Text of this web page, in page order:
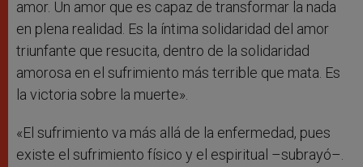
amor. Un amor que es capaz de transformar la nada
en plena realidad. Es la íntima solidaridad del amor
triunfante que resucita, dentro de la solidaridad
amorosa en el sufrimiento más terrible que mata. Es
la victoria sobre la muerte».
«El sufrimiento va más allá de la enfermedad, pues
existe el sufrimiento físico y el espiritual –subrayó–.